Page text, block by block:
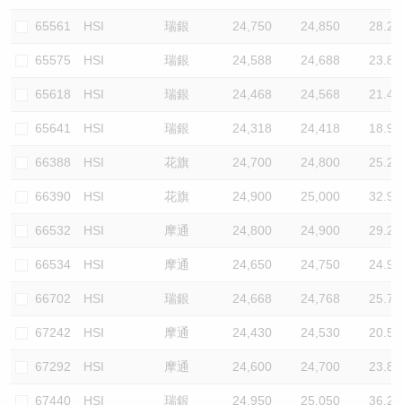
65561 HSI 瑞銀 24,750 24,850 28.2
65575 HSI 瑞銀 24,588 24,688 23.8
65618 HSI 瑞銀 24,468 24,568 21.4
65641 HSI 瑞銀 24,318 24,418 18.9
66388 HSI 花旗 24,700 24,800 25.2
66390 HSI 花旗 24,900 25,000 32.9
66532 HSI 摩通 24,800 24,900 29.2
66534 HSI 摩通 24,650 24,750 24.9
66702 HSI 瑞銀 24,668 24,768 25.7
67242 HSI 摩通 24,430 24,530 20.5
67292 HSI 摩通 24,600 24,700 23.8
67440 HSI 瑞銀 24,950 25,050 36.2